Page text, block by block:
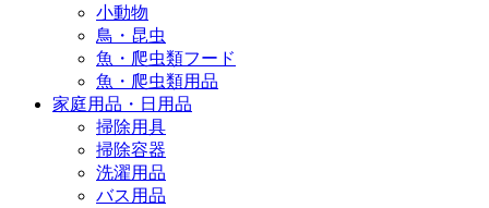
小動物
鳥・昆虫
魚・爬虫類フード
魚・爬虫類用品
家庭用品・日用品
掃除用具
掃除容器
洗濯用品
バス用品